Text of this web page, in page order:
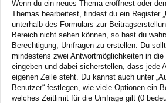
Wenn du ein neues Thema eröffnest oder
Themas bearbeitest, findest du ein Register
unterhalb des Formulars zur
Bereich nicht sehen können, so hast du
Berechtigung, Umfragen zu erstellen. Du
mindestens zwei Antwortmöglichkeiten in
eingeben und dabei sicherstellen, dass jede
eigenen Zeile steht. Du kannst auch unter
Benutzer“ festlegen, wie viele Optionen ein
welches Zeitlimit für die Umfrage gilt (0